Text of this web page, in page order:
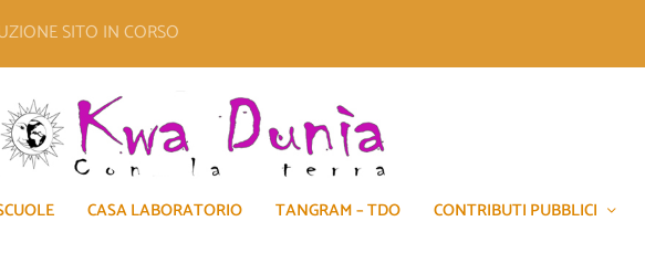
SITO IN CORSO
CASA LABORATORIO TANGRAM – TDO CONTRIBUTI PUBBLICI